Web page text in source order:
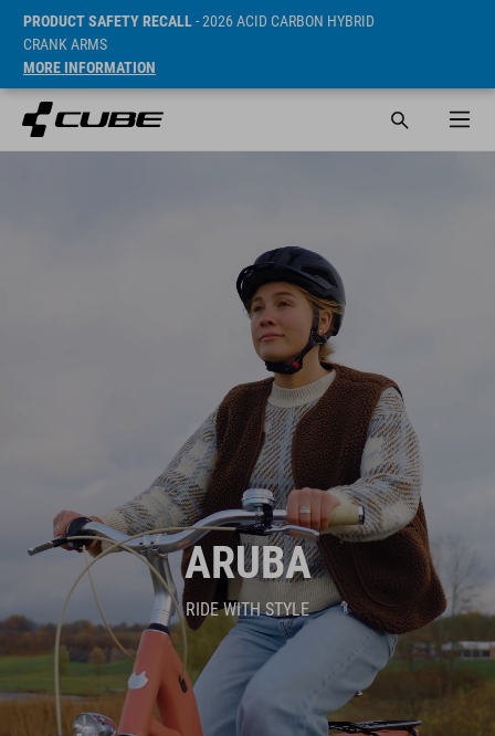
PRODUCT SAFETY RECALL- 2026 ACID CARBON HYBRID
CRANK ARMS
MORE INFORMATION
ARUBA
RIDE WITH STYLE